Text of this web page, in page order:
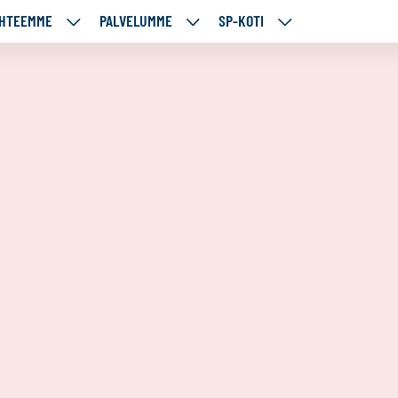
KOHTEEMME
PALVELUMME
PALVELUMME
SP-KOTI
SP-